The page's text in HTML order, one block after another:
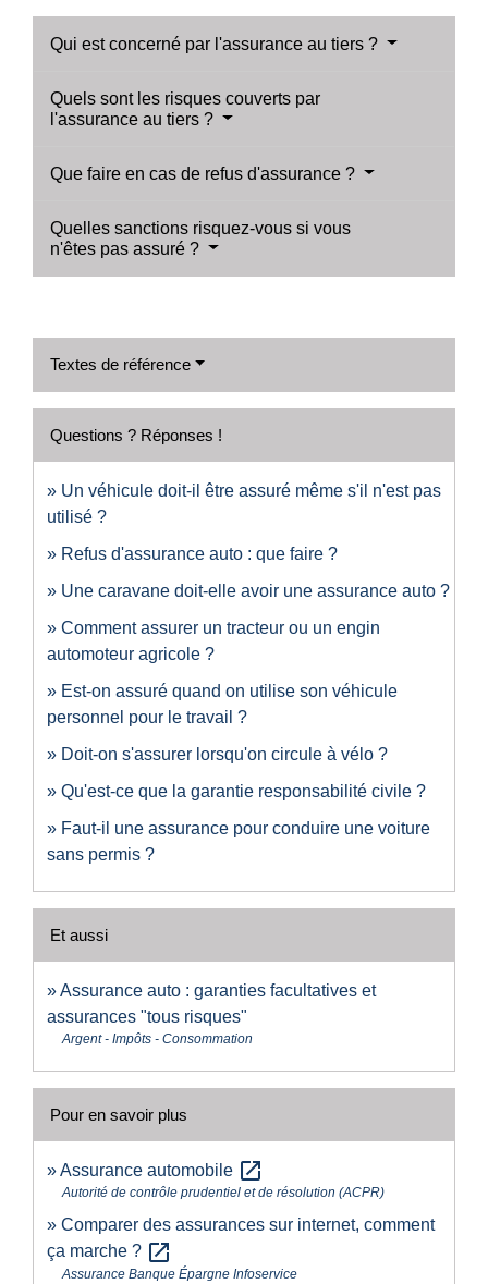
Qui est concerné par l'assurance au tiers ?
Quels sont les risques couverts par
l'assurance au tiers ?
Que faire en cas de refus d'assurance ?
Quelles sanctions risquez-vous si vous
n'êtes pas assuré ?
Textes de référence
Questions ? Réponses !
Un véhicule doit-il être assuré même s'il n'est pas
utilisé ?
Refus d'assurance auto : que faire ?
Une caravane doit-elle avoir une assurance auto ?
Comment assurer un tracteur ou un engin
automoteur agricole ?
Est-on assuré quand on utilise son véhicule
personnel pour le travail ?
Doit-on s'assurer lorsqu'on circule à vélo ?
Qu'est-ce que la garantie responsabilité civile ?
Faut-il une assurance pour conduire une voiture
sans permis ?
Et aussi
Assurance auto : garanties facultatives et
assurances "tous risques"
Argent - Impôts - Consommation
Pour en savoir plus
Assurance automobile open_in_new
Autorité de contrôle prudentiel et de résolution (ACPR)
Comparer des assurances sur internet, comment
ça marche ? open_in_new
Assurance Banque Épargne Infoservice